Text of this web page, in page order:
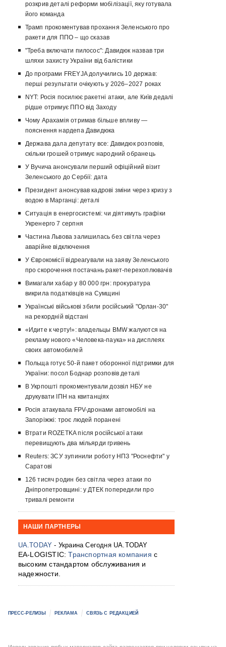
розкрив деталі реформи мобілізації, яку готувала
його команда
Трамп прокоментував прохання Зеленського про
ракети для ППО – що сказав
"Треба включати пилосос": Давидюк назвав три
шляхи захисту України від балістики
До програми FREYJA долучились 10 держав:
перші результати очікують у 2026–2027 роках
NYT: Росія посилює ракетні атаки, але Київ дедалі
рідше отримує ППО від Заходу
Чому Арахамія отримав більше впливу —
пояснення нардепа Давидюка
Держава дала депутату все: Давидюк розповів,
скільки грошей отримує народний обранець
У Вучича анонсували перший офіційний візит
Зеленського до Сербії: дата
Президент анонсував кадрові зміни через кризу з
водою в Марганці: деталі
Ситуація в енергосистемі: чи діятимуть графіки
Укренерго 7 серпня
Частина Львова залишилась без світла через
аварійне відключення
У Єврокомісії відреагували на заяву Зеленського
про скорочення постачань ракет-перехоплювачів
Вимагали хабар у 80 000 грн: прокуратура
викрила податківців на Сумщині
Українські військові збили російський "Орлан-30"
на рекордній відстані
«Идите к черту!»: владельцы BMW жалуются на
рекламу нового «Человека-паука» на дисплеях
своих автомобилей
Польща готує 50-й пакет оборонної підтримки для
України: посол Боднар розповів деталі
В Укрпошті прокоментували дозвіл НБУ не
друкувати ІПН на квитанціях
Росія атакувала FPV-дронами автомобілі на
Запоріжжі: троє людей поранені
Втрати ROZETKA після російської атаки
перевищують два мільярди гривень
Reuters: ЗСУ зупинили роботу НПЗ "Роснефти" у
Саратові
126 тисяч родин без світла через атаки по
Дніпропетровщині: у ДТЕК попередили про
тривалі ремонти
НАШИ ПАРТНЕРЫ
UA.TODAY - Украина Сегодня UA.TODAY
EA-LOGISTIC:Транспортная компания с
высоким стандартом обслуживания и
надежности.
ПРЕСС-РЕЛИЗЫ РЕКЛАМА СВЯЗЬ С РЕДАКЦИЕЙ